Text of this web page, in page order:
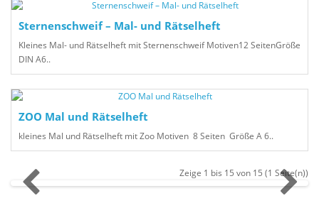
Sternenschweif – Mal- und Rätselheft
Kleines Mal- und Rätselheft mit Sternenschweif Motiven12 SeitenGröße
DIN A6..
ZOO Mal und Rätselheft
kleines Mal und Rätselheft mit Zoo Motiven 8 Seiten Größe A 6..
Zeige 1 bis 15 von 15 (1 Seite(n))